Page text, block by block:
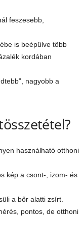
feszesebb,
is beépülve több
kordában
nagyobb a
használható otthoni
kép a csont-, izom- és
a bőr alatti zsírt.
pontos, de otthoni